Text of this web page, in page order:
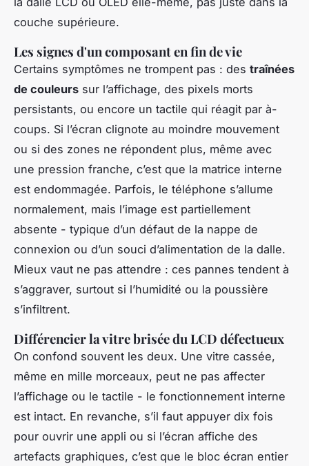
couche supérieure.
Les signes d'un composant en fin de vie
Certains symptômes ne trompent pas : des traînées
de couleurs sur l’affichage, des pixels morts
persistants, ou encore un tactile qui réagit par à-
coups. Si l’écran clignote au moindre mouvement
ou si des zones ne répondent plus, même avec
une pression franche, c’est que la matrice interne
est endommagée. Parfois, le téléphone s’allume
normalement, mais l’image est partiellement
absente - typique d’un défaut de la nappe de
connexion ou d’un souci d’alimentation de la dalle.
Mieux vaut ne pas attendre : ces pannes tendent à
s’aggraver, surtout si l’humidité ou la poussière
s’infiltrent.
Différencier la vitre brisée du LCD défectueux
On confond souvent les deux. Une vitre cassée,
même en mille morceaux, peut ne pas affecter
l’affichage ou le tactile - le fonctionnement interne
est intact. En revanche, s’il faut appuyer dix fois
pour ouvrir une appli ou si l’écran affiche des
artefacts graphiques, c’est que le bloc écran entier